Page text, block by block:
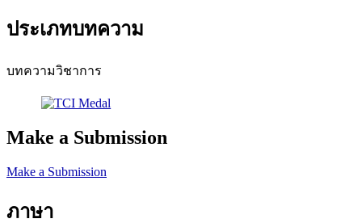
ประเภทบทความ
บทความวิชาการ
Make a Submission
Make a Submission
ภาษา